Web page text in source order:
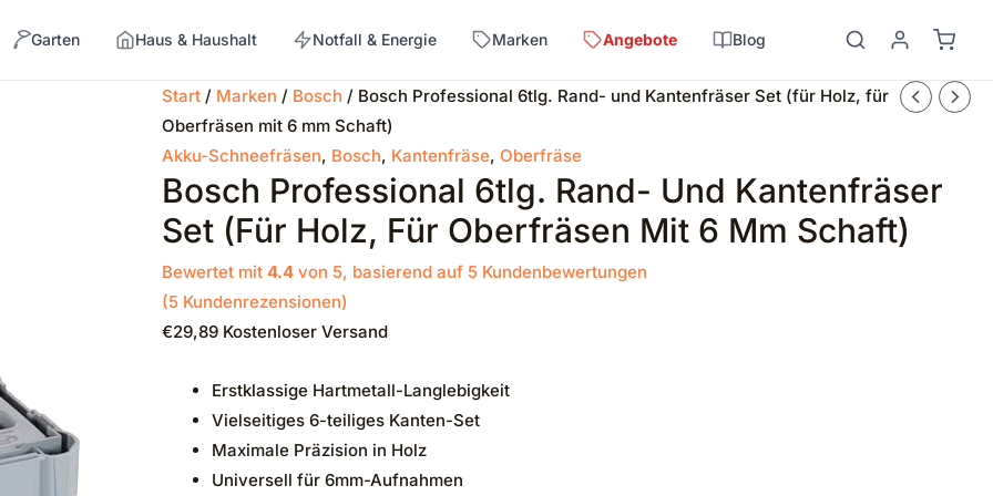
Garten Haus & Haushalt Notfall & Energie Marken Angebote Blog
→
Start/ Marken / Bosch / Bosch Professional 6tlg. Rand- und Kantenfräser Set (für Holz, für
Oberfräsen mit 6 mm Schaft)
Akku-Schneefräsen, Bosch, Kantenfräse, Oberfräse
Bosch Professional 6tlg. Rand- Und Kantenfräser
Set (für Holz, Für Oberfräsen Mit 6 Mm Schaft)
Bewertet mit 4.4von 5, basierend auf 5Kundenbewertungen
(5Kundenrezensionen)
€29,89 Kostenloser Versand
Erstklassige Hartmetall-Langlebigkeit
Vielseitiges 6-teiliges Kanten-Set
Maximale Präzision in Holz
Universell für 6mm-Aufnahmen